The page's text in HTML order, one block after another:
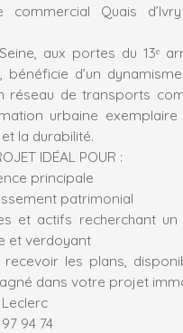
commercial Quais
aux portes du 13ᵉ
bénéficie d’un
réseau de transports
urbaine
la durabilité.
IDÉAL POUR :
principale
patrimonial
et actifs recherchant
et verdoyant
les plans,
dans votre projet
94 74